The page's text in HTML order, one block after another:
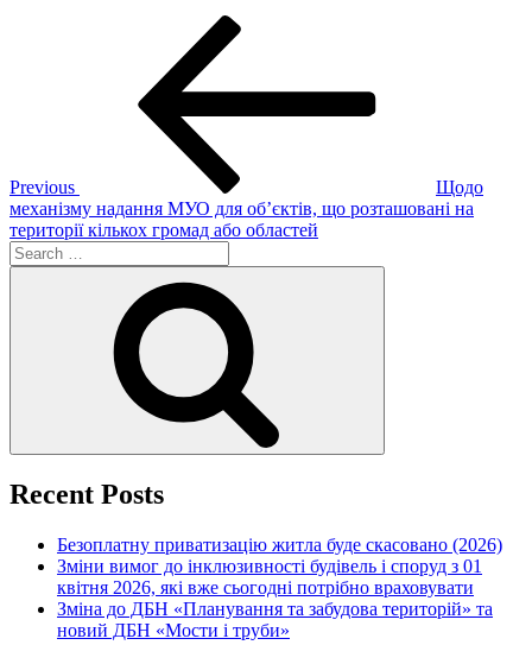
Previous
Щодо
механізму надання МУО для об’єктів, що розташовані на
території кількох громад або областей
Search
for:
Recent Posts
Безоплатну приватизацію житла буде скасовано (2026)
Зміни вимог до інклюзивності будівель і споруд з 01
квітня 2026, які вже сьогодні потрібно враховувати
Зміна до ДБН «Планування та забудова територій» та
новий ДБН «Мости і труби»